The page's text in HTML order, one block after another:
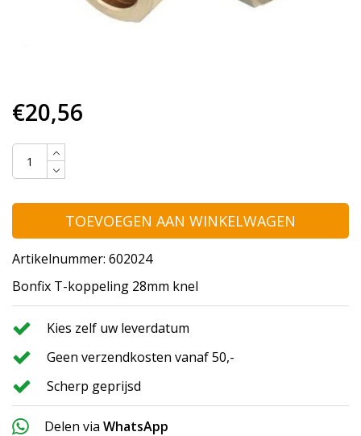
€20,56
TOEVOEGEN AAN WINKELWAGEN
Artikelnummer: 602024
Bonfix T-koppeling 28mm knel
Kies zelf uw leverdatum
Geen verzendkosten vanaf 50,-
Scherp geprijsd
Delen via WhatsApp